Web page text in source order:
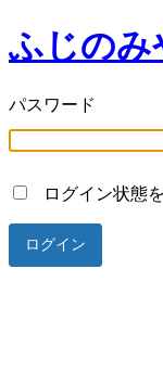
ふじのみ
パスワード
ログイン状態